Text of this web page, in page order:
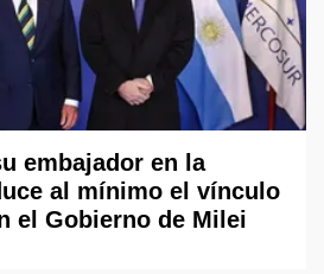
embajador en la
al mínimo el vínculo
el Gobierno de Milei